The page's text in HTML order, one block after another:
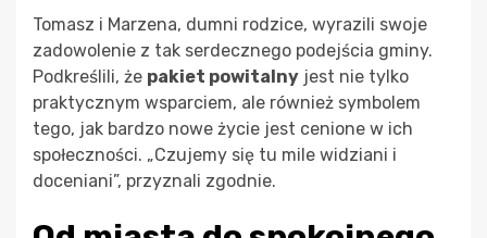
Tomasz i Marzena, dumni rodzice, wyrazili swoje
zadowolenie z tak serdecznego podejścia gminy.
Podkreślili, że pakiet powitalny jest nie tylko
praktycznym wsparciem, ale również symbolem
tego, jak bardzo nowe życie jest cenione w ich
społeczności. „Czujemy się tu mile widziani i
doceniani”, przyznali zgodnie.